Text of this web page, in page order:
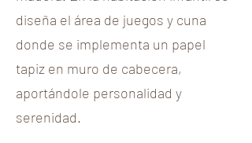
diseña el área de juegos y cuna
donde se implementa un papel
tapiz en muro de cabecera,
aportándole personalidad y
serenidad.